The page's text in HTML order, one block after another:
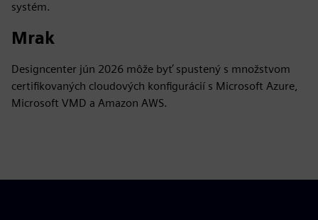
systém.
Mrak
Designcenter jún 2026 môže byť spustený s množstvom
certifikovaných cloudových konfigurácií s Microsoft Azure,
Microsoft VMD a Amazon AWS.